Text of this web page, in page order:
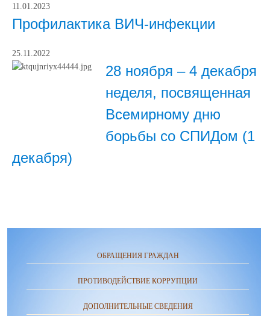
11.01.2023
Профилактика ВИЧ-инфекции
25.11.2022
28 ноября – 4 декабря
неделя, посвященная
Всемирному дню
борьбы со СПИДом (1
декабря)
ОБРАЩЕНИЯ ГРАЖДАН
ПРОТИВОДЕЙСТВИЕ КОРРУПЦИИ
ДОПОЛНИТЕЛЬНЫЕ СВЕДЕНИЯ